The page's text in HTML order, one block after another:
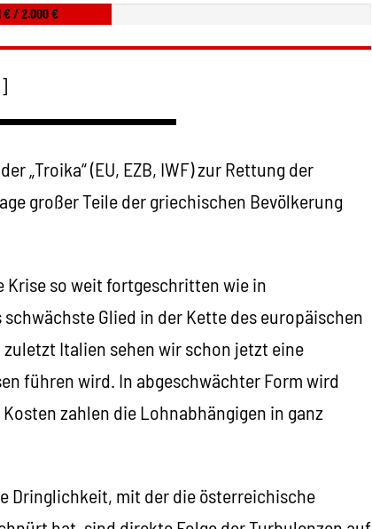
€ / 2.000 €
„Troika“ (EU, EZB, IWF) zur Rettung der
großer Teile der griechischen Bevölkerung
Krise so weit fortgeschritten wie in
Glied in der Kette des europäischen
Italien sehen wir schon jetzt eine
führen wird. In abgeschwächter Form wird
zahlen die Lohnabhängigen in ganz
Dringlichkeit, mit der die österreichische